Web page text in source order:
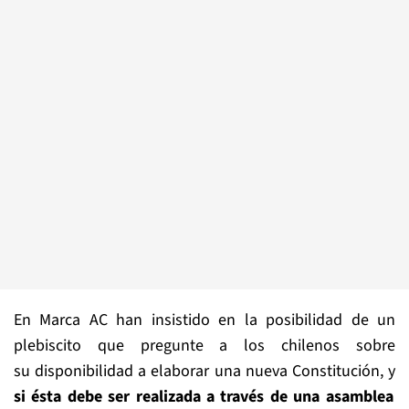
En Marca AC han insistido en la posibilidad de un
plebiscito que pregunte a los chilenos sobre
su disponibilidad a elaborar una nueva Constitución, y
si ésta debe ser realizada a través de una asamblea